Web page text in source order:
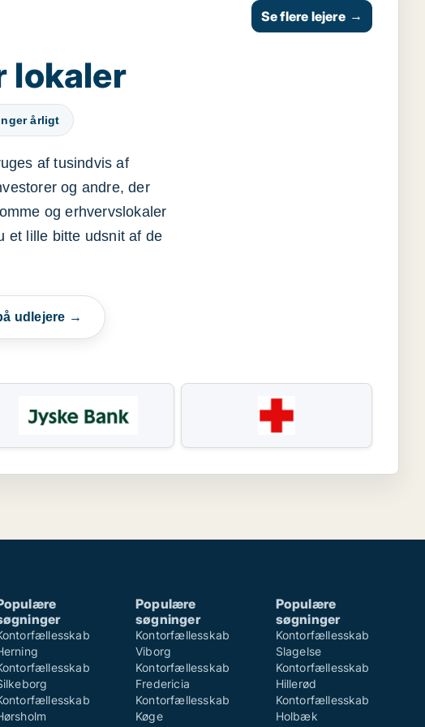
lokaler
årligt
af tusindvis af
og andre, der
og erhvervslokaler
et lille bitte udsnit af de
udlejere →
Se flere lejere →
Populære
søgninger
Kontorfællesskab
Viborg
Kontorfællesskab
Fredericia
Kontorfællesskab
Køge
Populære
søgninger
Kontorfællesskab
Slagelse
Kontorfællesskab
Hillerød
Kontorfællesskab
Holbæk